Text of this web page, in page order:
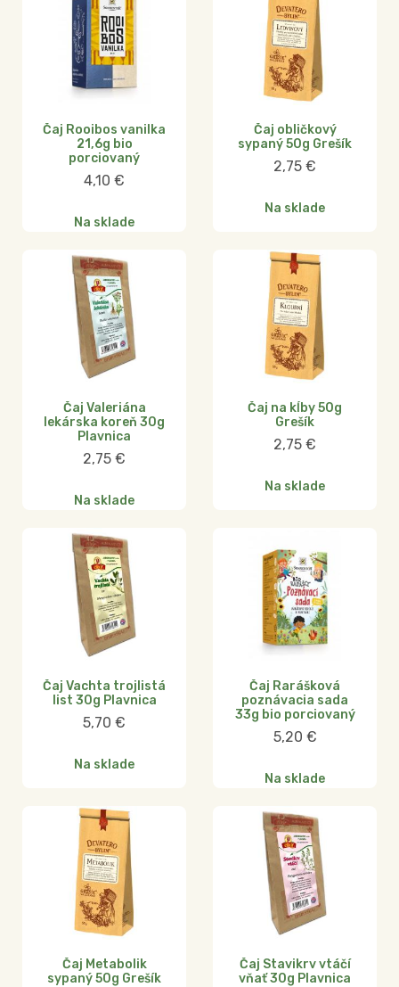
Čaj Rooibos vanilka
21,6g bio
porciovaný
4,10 €
Na sklade
Čaj obličkový
sypaný 50g Grešík
2,75 €
Na sklade
Čaj Valeriána
lekárska koreň 30g
Plavnica
2,75 €
Na sklade
Čaj na kĺby 50g
Grešík
2,75 €
Na sklade
Čaj Vachta trojlistá
list 30g Plavnica
5,70 €
Na sklade
Čaj Rarášková
poznávacia sada
33g bio porciovaný
5,20 €
Na sklade
Čaj Metabolik
sypaný 50g Grešík
Čaj Stavikrv vtáčí
vňať 30g Plavnica